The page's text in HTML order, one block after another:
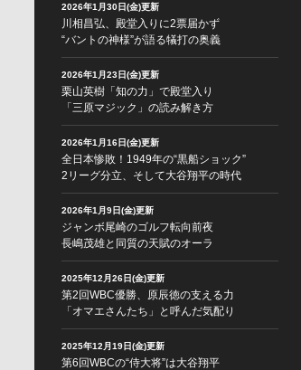
2026年1月30日(金)更新
川相昌弘、殿堂入りに2票届かず
“バントの神様”が語る犠打の奥義
2026年1月23日(金)更新
栗山英樹「知の力」で殿堂入り
「三原マジック」の読み解き方
2026年1月16日(金)更新
全日本惨敗！1949年の“黒船ショック”
2リーグ分立、そして大谷翔平の時代
2026年1月9日(金)更新
ジャンボ尾崎のゴルフ転向前夜
長嶋茂雄と同質の天賦のオーラ
2025年12月26日(金)更新
第2回WBC優勝、原辰徳の支える力
「オマエさんたち」と呼んだ気配り
2025年12月19日(金)更新
第6回WBCの“侍大将”は大谷翔平